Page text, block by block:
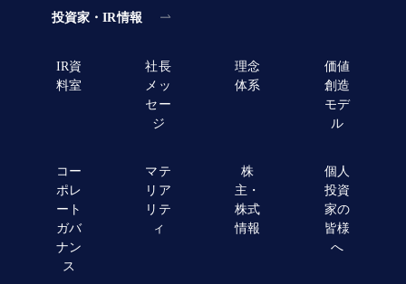
投資家・IR情報
IR資
料室
社長
メッ
セー
ジ
理念
体系
価値
創造
モデ
ル
コー
ポレ
ート
ガバ
ナン
ス
マテ
リア
リテ
ィ
株
主・
株式
情報
個人
投資
家の
皆様
へ